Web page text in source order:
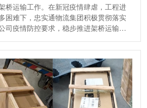
桥运输工作。在新冠疫情肆虐，工程进
困难下，忠实通物流集团积极贯彻落实
司疫情防控要求，稳步推进架桥运输工